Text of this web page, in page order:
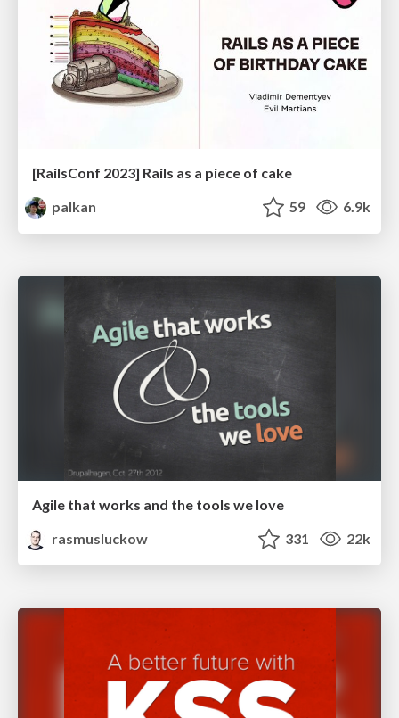
[RailsConf 2023] Rails as a piece of cake
palkan
59 6.9k
Agile that works and the tools we love
rasmusluckow
331 22k